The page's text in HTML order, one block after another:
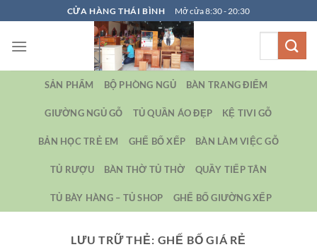
qua
nội
CỬA HÀNG THÁI BÌNH Mở cửa 8:30 - 20:30
SẢN PHẨM BỘ PHÒNG NGỦ BÀN TRANG ĐIỂM
GIƯỜNG NGỦ GỖ TỦ QUẦN ÁO ĐẸP KỆ TIVI GỖ
BẢN HỌC TRẺ EM GHẾ BỐ XẾP BÀN LÀM VIỆC GỖ
TỦ RƯỢU BÀN THỜ TỦ THỜ QUẦY TIẾP TÂN
TỦ BÀY HÀNG – TỦ SHOP GHẾ BỐ GIƯỜNG XẾP
LƯU TRỮ THẺ: GHẾ BỐ GIÁ RẺ